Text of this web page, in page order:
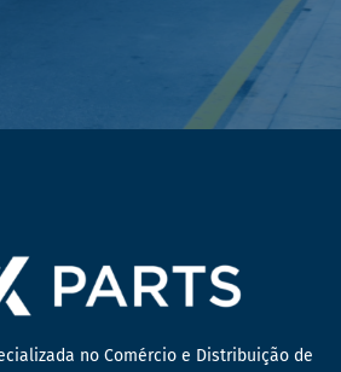
no Comércio e Distribuição de